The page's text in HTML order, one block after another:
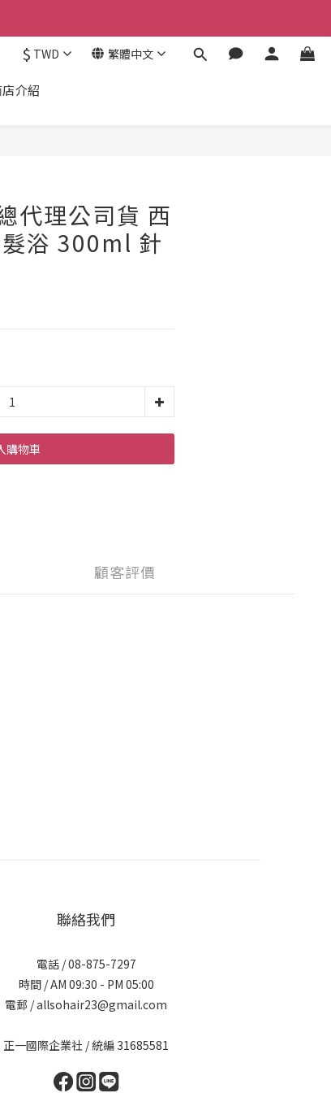
$ TWD 繁體中文
店介紹
代理公司貨 西
浴 300ml 針
購物車
顧客評價
聯絡我們
電話 / 08-875-7297
時間 / AM 09:30 - PM 05:00
電郵 / allsohair23@gmail.com
正一國際企業社 / 統編 31685581